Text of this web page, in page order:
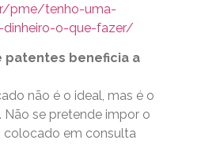
pme/tenho-uma-
o-que-fazer/
patentes beneficia a
não é o ideal, mas é o
Não se pretende impor o
colocado em consulta